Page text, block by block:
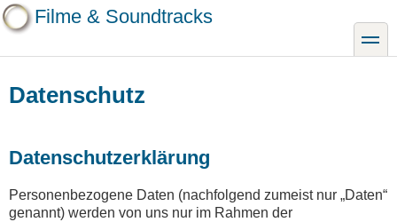
Direkt
zum Filme & Soundtracks
toggle
Datenschutz
Datenschutzerklärung
Personenbezogene Daten (nachfolgend zumeist nur „Daten“
genannt) werden von uns nur im Rahmen der